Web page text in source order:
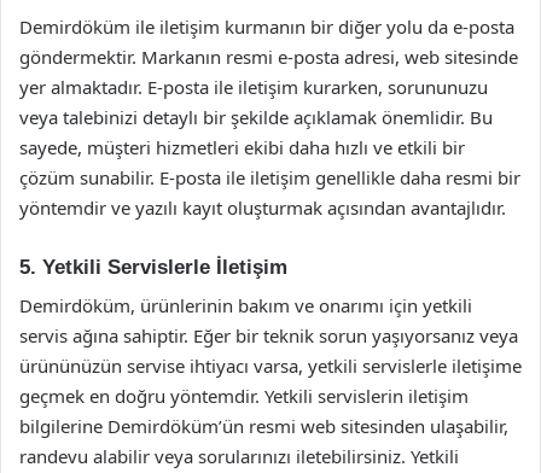
Demirdöküm ile iletişim kurmanın bir diğer yolu da e-posta
göndermektir. Markanın resmi e-posta adresi, web sitesinde
yer almaktadır. E-posta ile iletişim kurarken, sorununuzu
veya talebinizi detaylı bir şekilde açıklamak önemlidir. Bu
sayede, müşteri hizmetleri ekibi daha hızlı ve etkili bir
çözüm sunabilir. E-posta ile iletişim genellikle daha resmi bir
yöntemdir ve yazılı kayıt oluşturmak açısından avantajlıdır.
5. Yetkili Servislerle İletişim
Demirdöküm, ürünlerinin bakım ve onarımı için yetkili
servis ağına sahiptir. Eğer bir teknik sorun yaşıyorsanız veya
ürününüzün servise ihtiyacı varsa, yetkili servislerle iletişime
geçmek en doğru yöntemdir. Yetkili servislerin iletişim
bilgilerine Demirdöküm’ün resmi web sitesinden ulaşabilir,
randevu alabilir veya sorularınızı iletebilirsiniz. Yetkili